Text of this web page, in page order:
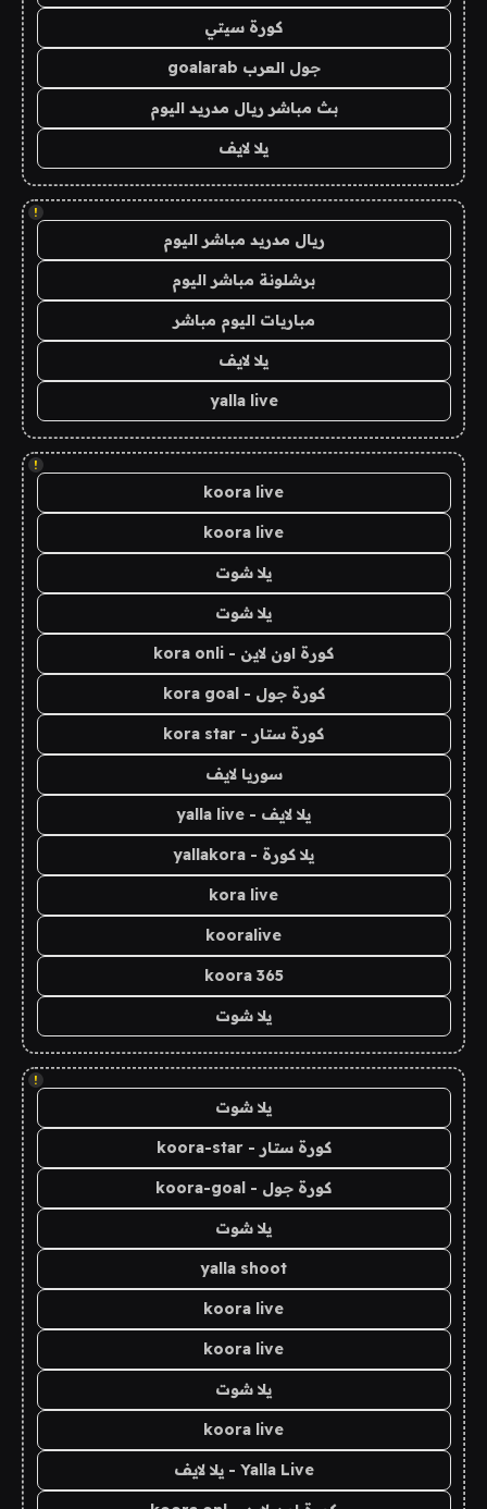
كورة سيتي
جول العرب goalarab
بث مباشر ريال مدريد اليوم
يلا لايف
!
ريال مدريد مباشر اليوم
برشلونة مباشر اليوم
مباريات اليوم مباشر
يلا لايف
yalla live
!
koora live
koora live
يلا شوت
يلا شوت
كورة اون لاين - kora onli
كورة جول - kora goal
كورة ستار - kora star
سوريا لايف
يلا لايف - yalla live
يلا كورة - yallakora
kora live
kooralive
koora 365
يلا شوت
!
يلا شوت
كورة ستار - koora-star
كورة جول - koora-goal
يلا شوت
yalla shoot
koora live
koora live
يلا شوت
koora live
Yalla Live - يلا لايف